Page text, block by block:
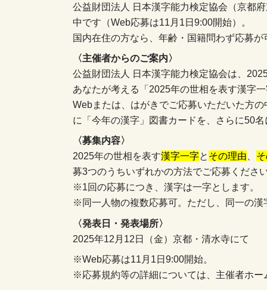
公益財団法人 日本漢字能力検定協会（京都
中です（Web応募は11月1日9:00開始）。
国内在住の方なら、年齢・国籍問わず応募が
〈主催者からのご案内〉
公益財団法人 日本漢字能力検定協会は、
あなたが考える「2025年の世相を表す漢字
Webまたは、はがきでご応募いただいた方
に「今年の漢字」図書カードを、さらに50
〈募集内容〉
2025年の世相を表す漢字一字と その理由
募3つのうちいずれかの方法でご応募くださ
※1回の応募につき、漢字は一字とします。
※同一人物の複数応募可。ただし、同一の漢
〈発表日・発表場所〉
2025年12月12日（金）京都・清水寺にて
※Web応募は11月1日9:00開始。
※応募規約等の詳細については、主催者ホ